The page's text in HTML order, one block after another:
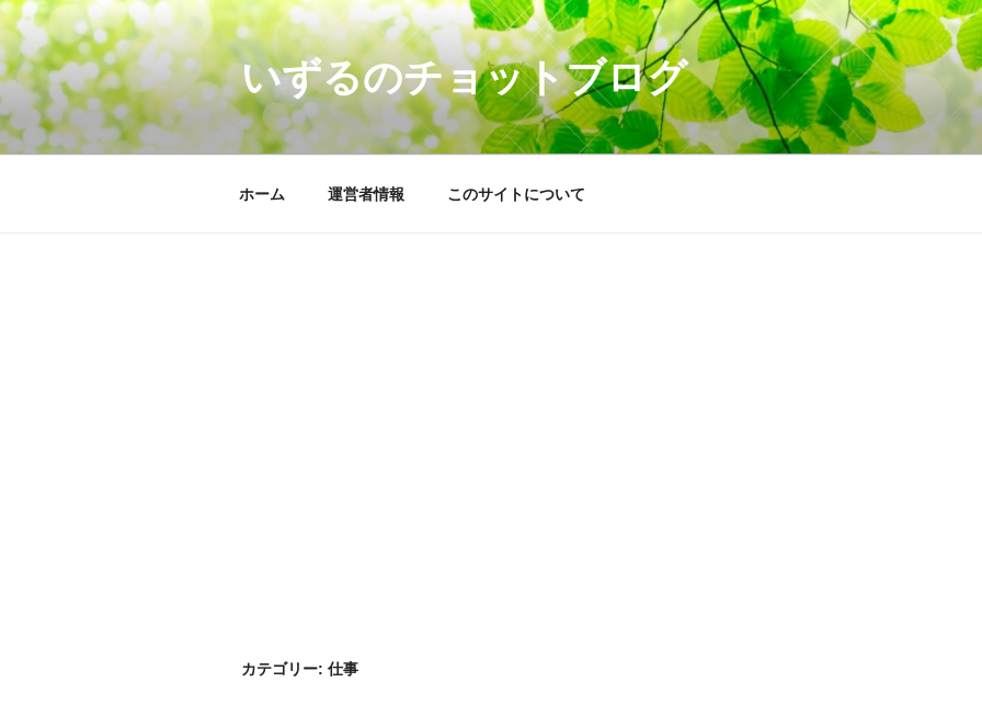
コ
テ
ン
ツ
へ
いずるのチョットブログ
ホーム 運営者情報 このサイトについて
カテゴリー: 仕事